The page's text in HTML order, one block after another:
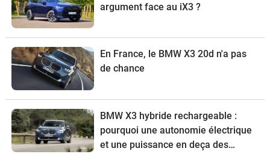
argument face au iX3 ?
En France, le BMW X3 20d n'a pas
de chance
BMW X3 hybride rechargeable :
pourquoi une autonomie électrique
et une puissance en deça des